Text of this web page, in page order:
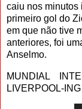
caiu nos minutos
primeiro gol do
em que não tive
anteriores, foi
Anselmo.
MUNDIAL
LIVERPOOL-ING